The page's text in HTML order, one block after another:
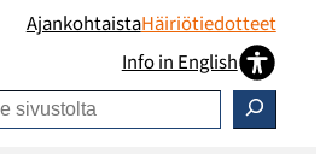
AjankohtaistaHäiriötiedotteet
Info in English